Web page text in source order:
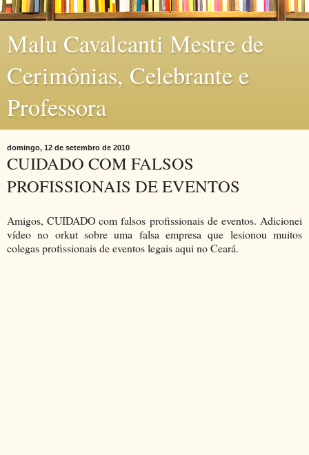
Malu Cavalcanti Mestre de
Cerimônias, Celebrante e
Professora
domingo, 12 de setembro de 2010
CUIDADO COM FALSOS
PROFISSIONAIS DE EVENTOS
Amigos, CUIDADO com falsos profissionais de eventos. Adicionei
vídeo no orkut sobre uma falsa empresa que lesionou muitos
colegas profissionais de eventos legais aqui no Ceará.